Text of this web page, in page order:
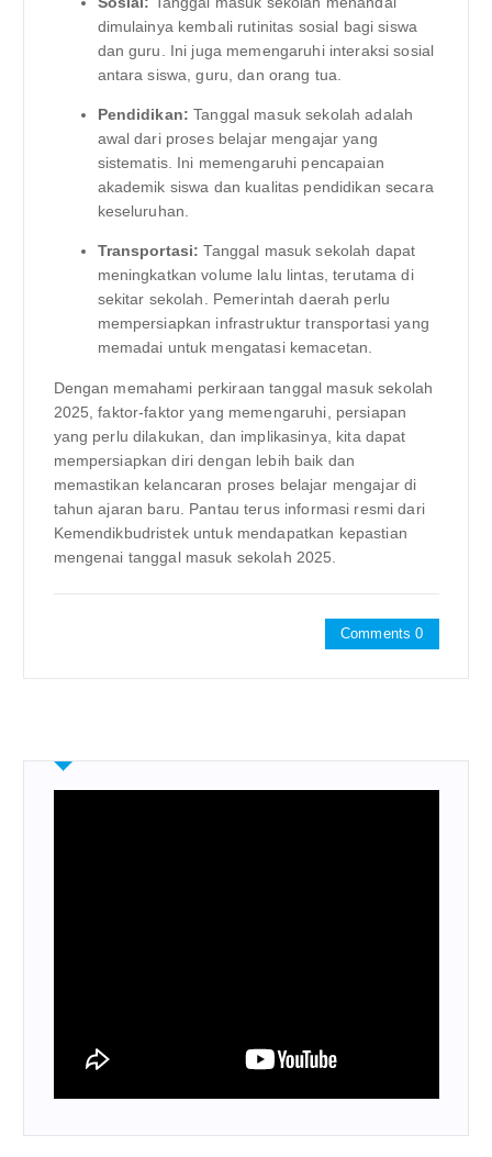
dimulainya kembali rutinitas sosial bagi siswa
dan guru. Ini juga memengaruhi interaksi sosial
antara siswa, guru, dan orang tua.
Pendidikan: Tanggal masuk sekolah adalah
awal dari proses belajar mengajar yang
sistematis. Ini memengaruhi pencapaian
akademik siswa dan kualitas pendidikan secara
keseluruhan.
Transportasi: Tanggal masuk sekolah dapat
meningkatkan volume lalu lintas, terutama di
sekitar sekolah. Pemerintah daerah perlu
mempersiapkan infrastruktur transportasi yang
memadai untuk mengatasi kemacetan.
Dengan memahami perkiraan tanggal masuk sekolah
2025, faktor-faktor yang memengaruhi, persiapan
yang perlu dilakukan, dan implikasinya, kita dapat
mempersiapkan diri dengan lebih baik dan
memastikan kelancaran proses belajar mengajar di
tahun ajaran baru. Pantau terus informasi resmi dari
Kemendikbudristek untuk mendapatkan kepastian
mengenai tanggal masuk sekolah 2025.
Comments 0